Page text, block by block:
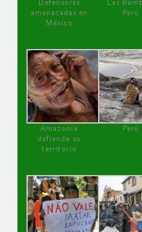
Defensoras
amenazadas en
México
Las
Perú
Amazonía
defiende su
territorio
Perú